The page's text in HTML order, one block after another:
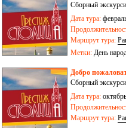
Сборный
Дата тура:
Маршрут тура:
Метки: День
Добро
Сборный
Дата тура:
Маршрут тура: